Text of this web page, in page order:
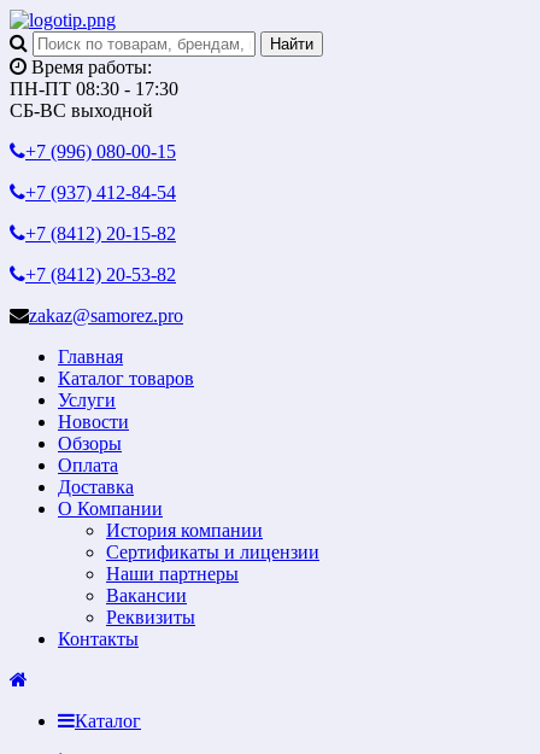
Время работы:
ПН-ПТ 08:30 - 17:30
СБ-ВС выходной
+7 (996) 080-00-15
+7 (937) 412-84-54
+7 (8412) 20-15-82
+7 (8412) 20-53-82
zakaz@samorez.pro
Главная
Каталог товаров
Услуги
Новости
Обзоры
Оплата
Доставка
О Компании
История компании
Сертификаты и лицензии
Наши партнеры
Вакансии
Реквизиты
Контакты
Каталог